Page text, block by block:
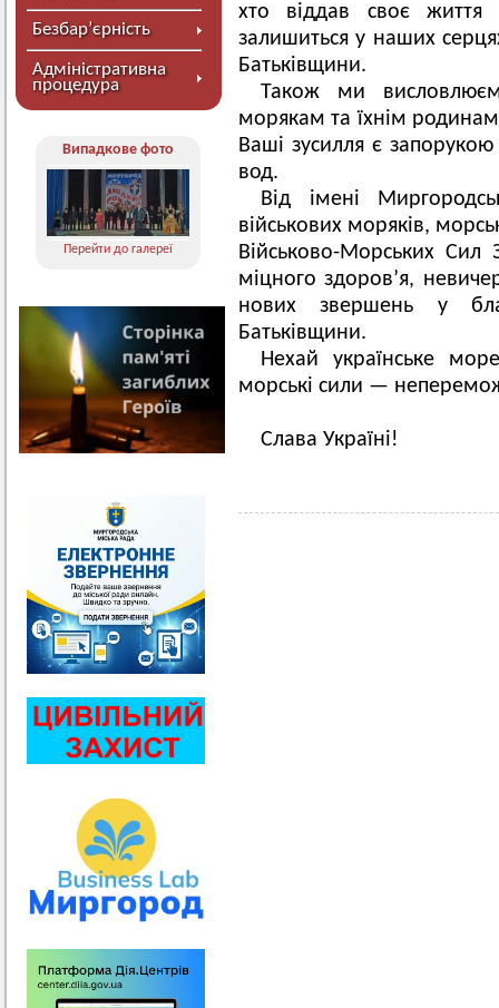
Безбар’єрність
Адміністративна
процедура
Випадкове фото
Перейти до галереї
хто віддав своє життя
залишиться у наших
Батьківщини.
Також ми
морякам та їхнім родинам
Ваші зусилля є
вод.
Від імені
військових моряків,
Військово-Морських
міцного здоров’я,
нових звершень у
Батьківщини.
Нехай українське
морські сили —
Слава Україні!